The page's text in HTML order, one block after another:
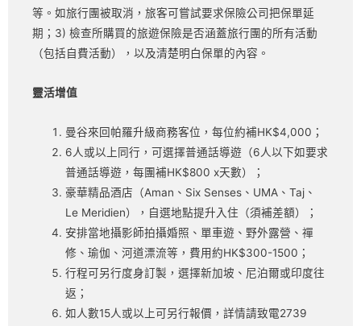
等。如旅行團被取消，旅客可嘗試要求保險公司把保單延
期；3) 檢查所購買的旅遊保險是否涵蓋旅行團的所有活動
（包括自費活動），以及清楚明白保單的內容。
靈活增值
曼谷來回帕羅升級商務客位，每位約補HK$4,000；
6人或以上同行，可選擇普通話導遊（6人以下如要求
普通話導遊，每團補HK$800 x天數）；
豪華精品酒店（Aman、Six Senses、UMA、Taj、
Le Meridien），自選地點提升入住（須補差額）；
安排當地攝影師拍攝婚照、單車遊、野外露營、禪
修、瑜伽、河道漂流等，費用約HK$300-1500；
行程可另行度身訂製，選擇新加坡、尼泊爾或印度往
返；
如人數15人或以上可另行報價，詳情請致電2739